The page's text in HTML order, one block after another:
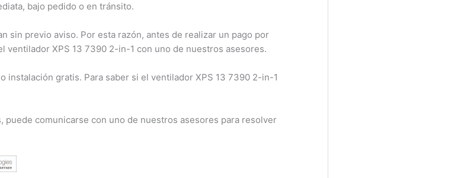
bajo pedido o en tránsito.
previo aviso. Por esta razón, antes de realizar un pago por
XPS 13 7390 2-in-1 con uno de nuestros asesores.
gratis. Para saber si el ventilador XPS 13 7390 2-in-1
comunicarse con uno de nuestros asesores para resolver